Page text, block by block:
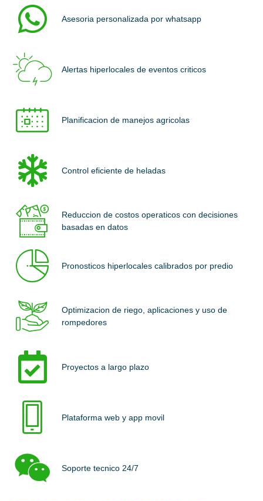
Asesoria personalizada por whatsapp
Alertas hiperlocales de eventos criticos
Planificacion de manejos agricolas
Control eficiente de heladas
Reduccion de costos operaticos con decisiones
basadas en datos
Pronosticos hiperlocales calibrados por predio
Optimizacion de riego, aplicaciones y uso de
rompedores
Proyectos a largo plazo
Plataforma web y app movil
Soporte tecnico 24/7